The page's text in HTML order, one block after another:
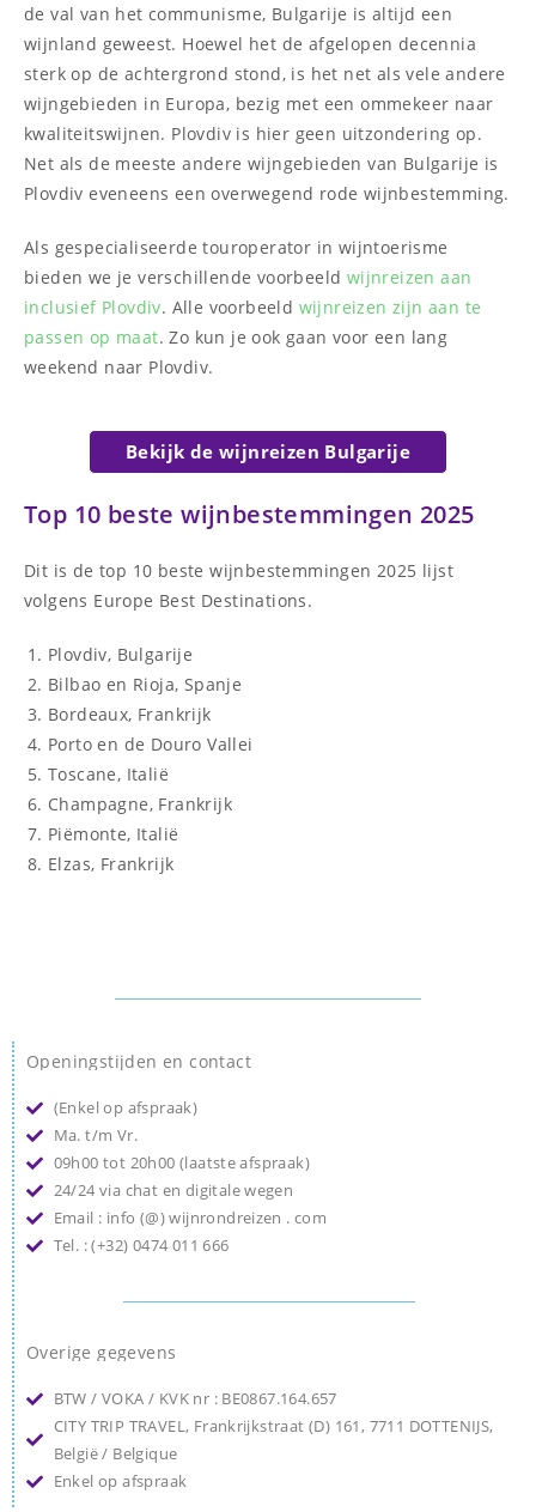
de val van het communisme, Bulgarije is altijd een
wijnland geweest. Hoewel het de afgelopen decennia
sterk op de achtergrond stond, is het net als vele andere
wijngebieden in Europa, bezig met een ommekeer naar
kwaliteitswijnen. Plovdiv is hier geen uitzondering op.
Net als de meeste andere wijngebieden van Bulgarije is
Plovdiv eveneens een overwegend rode wijnbestemming.
Als gespecialiseerde touroperator in wijntoerisme
bieden we je verschillende voorbeeld wijnreizen aan
inclusief Plovdiv. Alle voorbeeld wijnreizen zijn aan te
passen op maat. Zo kun je ook gaan voor een lang
weekend naar Plovdiv.
Bekijk de wijnreizen Bulgarije
Top 10 beste wijnbestemmingen 2025
Dit is de top 10 beste wijnbestemmingen 2025 lijst
volgens Europe Best Destinations.
Plovdiv, Bulgarije
Bilbao en Rioja, Spanje
Bordeaux, Frankrijk
Porto en de Douro Vallei
Toscane, Italië
Champagne, Frankrijk
Piëmonte, Italië
Elzas, Frankrijk
Openingstijden en contact
(Enkel op afspraak)
Ma. t/m Vr.
09h00 tot 20h00 (laatste afspraak)
24/24 via chat en digitale wegen
Email : info (@) wijnrondreizen . com
Tel. : (+32) 0474 011 666
Overige gegevens
BTW / VOKA / KVK nr : BE0867.164.657
CITY TRIP TRAVEL, Frankrijkstraat (D) 161, 7711 DOTTENIJS,
België / Belgique
Enkel op afspraak